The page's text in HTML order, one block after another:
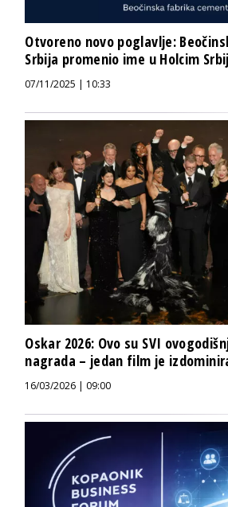
Otvoreno novo poglavlje:
Srbija promenio ime u Holcim
07/11/2025 | 10:33
Oskar 2026: Ovo su SVI
nagrada – jedan film je
16/03/2026 | 09:00